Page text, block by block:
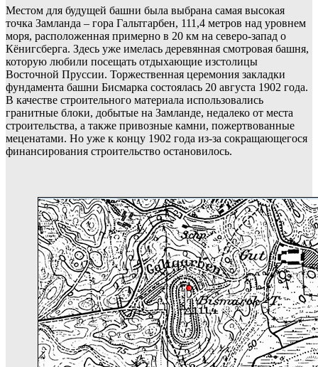
Местом для будущей башни была выбрана самая высокая
точка Замланда – гора Гальтгарбен, 111,4 метров над уровнем
моря, расположенная примерно в 20 км на северо-запад о
Кёнигсберга. Здесь уже имелась деревянная смотровая башня,
которую любили посещать отдыхающие изстолицы
Восточной Пруссии. Торжественная церемония закладки
фундамента башни Бисмарка состоялась 20 августа 1902 года.
В качестве строительного материала использовались
гранитные блоки, добытые на Замланде, недалеко от места
строительства, а также привозные камни, пожертвованные
меценатами. Но уже к концу 1902 года из-за сокращающегося
финансирования строительство остановилось.